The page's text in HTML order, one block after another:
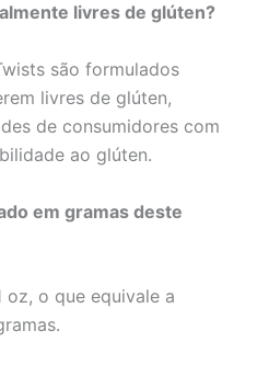
livres de glúten?
são formulados
livres de glúten,
de consumidores com
ao glúten.
em gramas deste
oz, o que equivale a